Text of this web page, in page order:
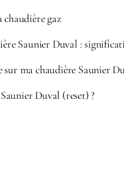
chaudière gaz
Saunier Duval :
ma chaudière Saunier
Duval (reset) ?